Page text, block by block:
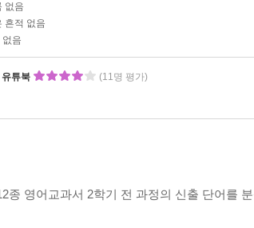
없음
흔적 없음
없음
유튜북 (11명 평가)
종 영어교과서 2학기 전 과정의 신출 단어를